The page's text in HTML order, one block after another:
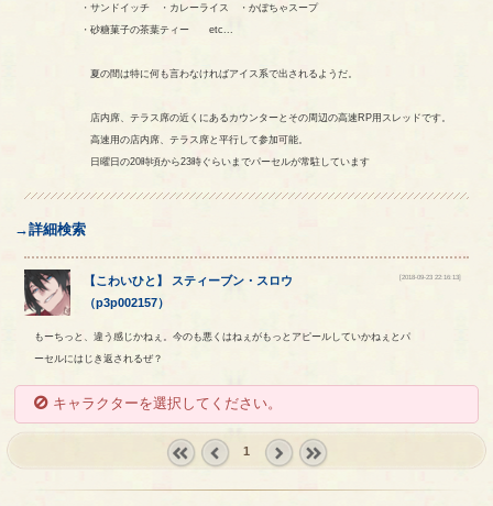
・サンドイッチ ・カレーライス ・かぼちゃスープ
・砂糖菓子の茶葉ティー etc...
夏の間は特に何も言わなければアイス系で出されるようだ。
店内席、テラス席の近くにあるカウンターとその周辺の高速RP用スレッドです。
高速用の店内席、テラス席と平行して参加可能。
日曜日の20時頃から23時ぐらいまでパーセルが常駐しています
→詳細検索
【こわいひと 】 スティーブン ・ スロウ
（p3p002157）
[2018-09-23 22:16:13]
もーちっと、違う感じかねぇ。今のも悪くはねぇがもっとアピールしていかねぇとパ
ーセルにはじき返されるぜ？
キャラクターを選択してください。
1